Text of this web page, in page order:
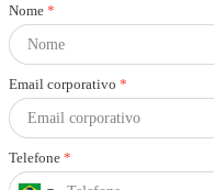
Nome *
Email corporativo *
Telefone *